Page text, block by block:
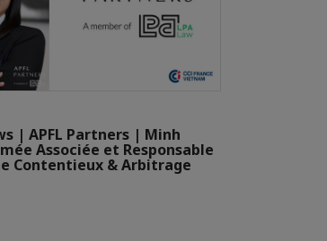
| APFL Partners | Minh
Associée et Responsable
Contentieux & Arbitrage